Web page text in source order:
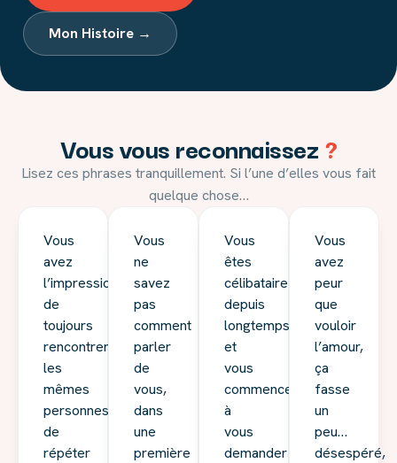
Mon Histoire →
Vous vous reconnaissez ?
Lisez ces phrases tranquillement. Si l’une d’elles vous fait
quelque chose…
Vous
avez
l’impression
de
toujours
rencontrer
les
mêmes
personnes,
de
répéter
Vous
ne
savez
pas
comment
parler
de
vous,
dans
une
première
Vous
êtes
célibataire
depuis
longtemps,
et
vous
commencez
à
vous
demander
Vous
avez
peur
que
vouloir
l’amour,
ça
fasse
un
peu…
désespéré,